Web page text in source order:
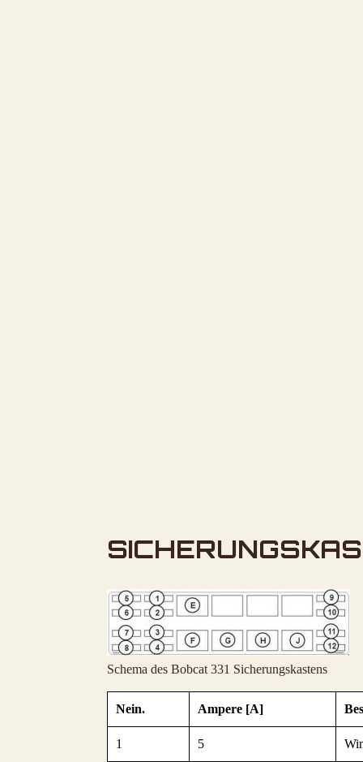
Schema des Bobcat 331 Sicherungskastens
Nein. Ampere [A]
1 5